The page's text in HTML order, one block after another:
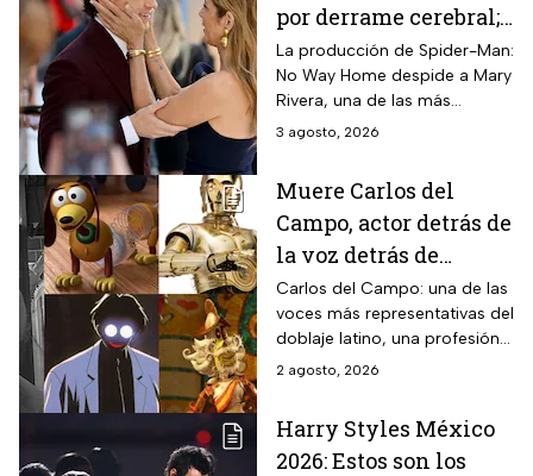
por derrame cerebral;
esto se sabe
La producción de Spider-Man:
No Way Home despide a Mary
Rivera, una de las más
queridas actrices que dieron
Holland.
3 agosto, 2026
Muere Carlos del
Campo, actor detrás de
la voz detrás de
Slinky y C-3P0 en
México
Carlos del Campo: una de las
voces más representativas del
doblaje latino, una profesión
en la que Mexico es referente
2 agosto, 2026
Harry Styles México
2026: Estos son los